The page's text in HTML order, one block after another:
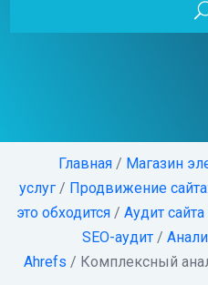
Главная / Магазин
услуг/ Продвижение
это обходится / Аудит
SEO-аудит /
Ahrefs / Комплексный